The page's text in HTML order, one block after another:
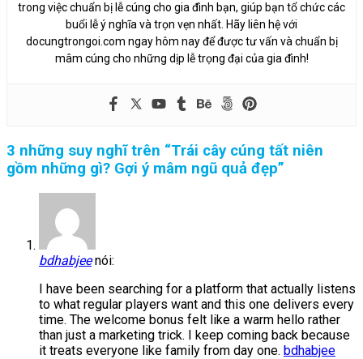
trong việc chuẩn bị lễ cúng cho gia đình bạn, giúp bạn tổ chức các
buổi lễ ý nghĩa và trọn vẹn nhất. Hãy liên hệ với
docungtrongoi.com ngay hôm nay để được tư vấn và chuẩn bị
mâm cúng cho những dịp lễ trọng đại của gia đình!
3 những suy nghĩ trên “Trái cây cúng tất niên
gồm những gì? Gợi ý mâm ngũ quả đẹp”
bdhabjee nói:
I have been searching for a platform that actually listens
to what regular players want and this one delivers every
time. The welcome bonus felt like a warm hello rather
than just a marketing trick. I keep coming back because
it treats everyone like family from day one. bdhabjee